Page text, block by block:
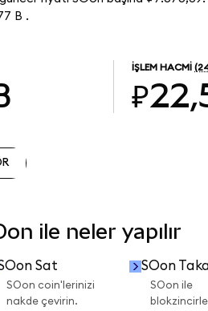
B .
İŞLEM HACMI
ile neler yapılır
Sat
SOon coin'lerinizi
nakde çevirin.
SOon
SOon ile